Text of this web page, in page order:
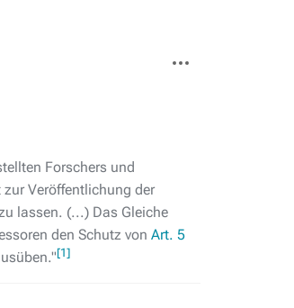
Aktionen
Forschers und
Veröffentlichung der
lassen. (...) Das Gleiche
den Schutz von Art. 5
[1]